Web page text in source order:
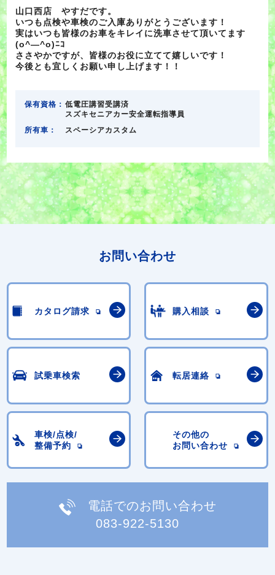
山口西店 やすだです。
いつも点検や車検のご入庫ありがとうございます！
実はいつも皆様のお車をキレイに洗車させて頂いてます
(o^―^o)ﾆｺ
ささやかですが、皆様のお役に立てて嬉しいです！
今後とも宜しくお願い申し上げます！！
保有資格： 低電圧講習受講済
スズキセニアカー安全運転指導員
所有車：
スペーシアカスタム
お問い合わせ
カタログ請求 購入相談
試乗車検索 転居連絡
車検/点検/
整備予約
その他の
お問い合わせ
電話でのお問い合わせ
083-922-5130